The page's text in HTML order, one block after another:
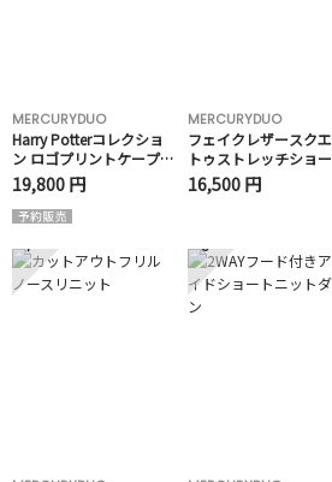
MERCURYDUO
Harry Potterコレクショ
ン ロゴプリントケープキ
ャミワンピース
19,800 円
MERCURYDUO
フェイクレザースク
トゥストレッチショ
ブーツ
16,500 円
7 8